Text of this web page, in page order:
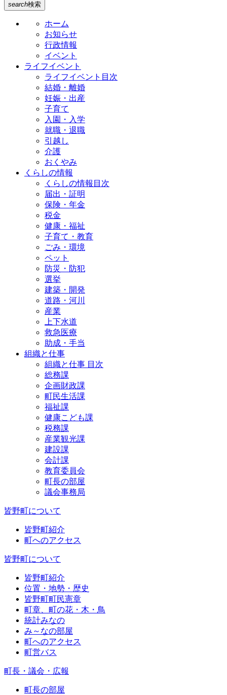
search検索
ホーム
お知らせ
行政情報
イベント
ライフイベント
ライフイベント目次
結婚・離婚
妊娠・出産
子育て
入園・入学
就職・退職
引越し
介護
おくやみ
くらしの情報
くらしの情報目次
届出・証明
保険・年金
税金
健康・福祉
子育て・教育
ごみ・環境
ペット
防災・防犯
選挙
建築・開発
道路・河川
産業
上下水道
救急医療
助成・手当
組織と仕事
組織と仕事 目次
総務課
企画財政課
町民生活課
福祉課
健康こども課
税務課
産業観光課
建設課
会計課
教育委員会
町長の部屋
議会事務局
皆野町について
皆野町紹介
町へのアクセス
皆野町について
皆野町紹介
位置・地勢・歴史
皆野町町民憲章
町章、町の花・木・鳥
統計みなの
み～なの部屋
町へのアクセス
町営バス
町長・議会・広報
町長の部屋